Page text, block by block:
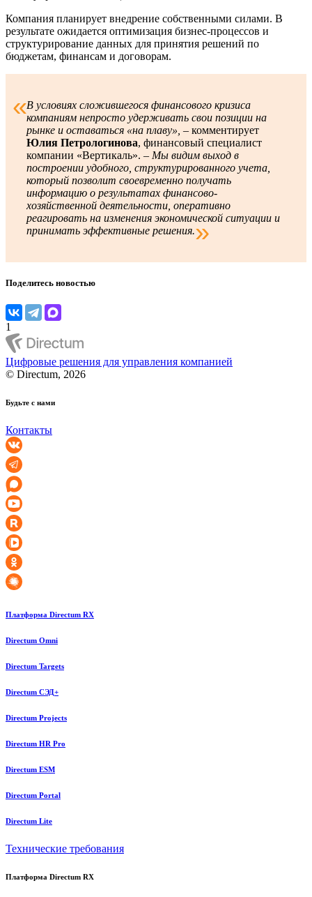
Компания планирует внедрение собственными силами. В
результате ожидается оптимизация бизнес-процессов и
структурирование данных для принятия решений по
бюджетам, финансам и договорам.
В условиях сложившегося финансового кризиса
компаниям непросто удерживать свои позиции на
рынке и оставаться «на плаву», – комментирует
Юлия Петрологинова, финансовый специалист
компании «Вертикаль». – Мы видим выход в
построении удобного, структурированного учета,
который позволит своевременно получать
информацию о результатах финансово-
хозяйственной деятельности, оперативно
реагировать на изменения экономической ситуации и
принимать эффективные решения.
Поделитесь новостью
1
Цифровые решения для управления компанией
© Directum, 2026
Будьте с нами
Контакты
Платформа Directum RX
Directum Omni
Directum Targets
Directum СЭД+
Directum Projects
Directum HR Pro
Directum ESM
Directum Portal
Directum Lite
Технические требования
Платформа Directum RX